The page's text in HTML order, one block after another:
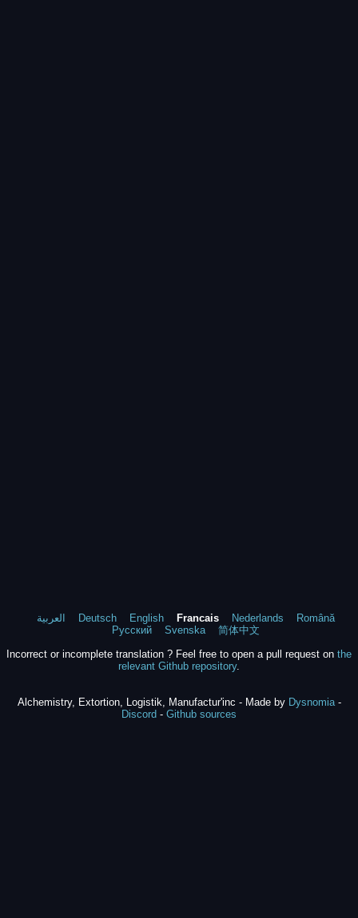
العربية Deutsch English Francais Nederlands
Română
Русский
Svenska
简体中文
Incorrect or incomplete translation ? Feel free to open a pull request on the
relevant Github repository.
Alchemistry, Extortion, Logistik, Manufactur'inc - Made by Dysnomia-
Discord - Github sources